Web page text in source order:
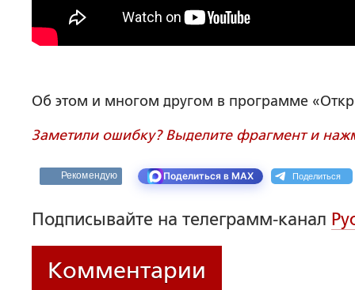
Об этом и многом другом в программе
Заметили ошибку? Выделите фрагмент и
Рекомендую Поделиться в MAX Поделиться
Подписывайте на телеграмм-канал
Комментарии